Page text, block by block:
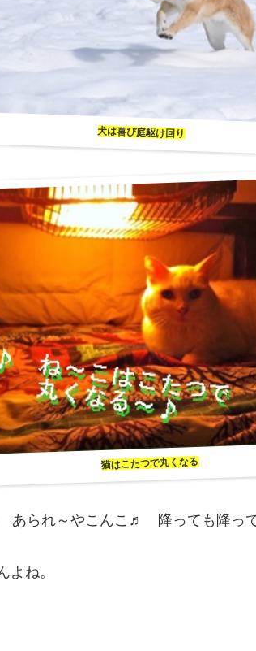
犬は喜び庭駆け回り
猫はこたつで丸くなる
あられ～やこんこ♬ 降っても降っ
ね。